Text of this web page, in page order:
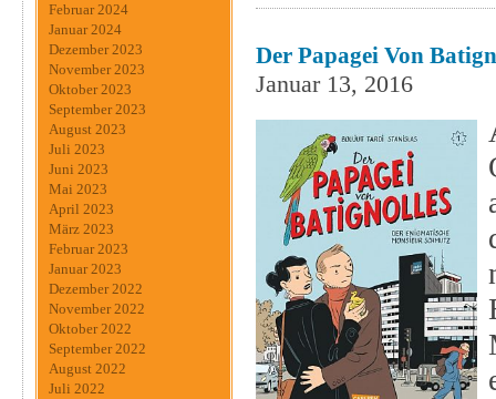
Februar 2024
Januar 2024
Dezember 2023
November 2023
Oktober 2023
September 2023
August 2023
Juli 2023
Juni 2023
Mai 2023
April 2023
März 2023
Februar 2023
Januar 2023
Dezember 2022
November 2022
Oktober 2022
September 2022
August 2022
Juli 2022
Der Papagei Von
Januar 13, 2016